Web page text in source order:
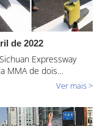
de 2022
Expressway
MMA de dois
Ver mais >